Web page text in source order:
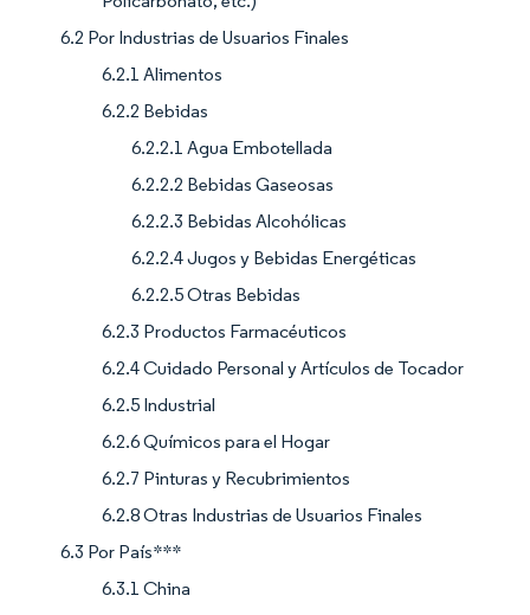
6.2 Por Industrias de Usuarios Finales
6.2.1 Alimentos
6.2.2 Bebidas
6.2.2.1 Agua Embotellada
6.2.2.2 Bebidas Gaseosas
6.2.2.3 Bebidas Alcohólicas
6.2.2.4 Jugos y Bebidas Energéticas
6.2.2.5 Otras Bebidas
6.2.3 Productos Farmacéuticos
6.2.4 Cuidado Personal y Artículos de Tocador
6.2.5 Industrial
6.2.6 Químicos para el Hogar
6.2.7 Pinturas y Recubrimientos
6.2.8 Otras Industrias de Usuarios Finales
6.3 Por País***
6.3.1 China